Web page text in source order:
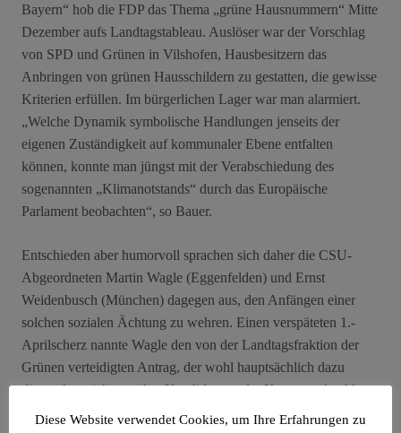
Bayern“ hob die FDP das Thema „grüne Hausnummern“ Mitte
Dezember aufs Landtagstableau. Auslöser war der Vorschlag
von SPD und Grünen in Vilshofen, Hausbesitzern das
Anbringen von grünen Hausschildern zu gestatten, die gewisse
Kriterien erfüllen. Im bürgerlichen Lager war man alarmiert.
„Welche Dynamik symbolische Handlungen jenseits der
eigenen Zuständigkeit auf kommunaler Ebene entfalten
können, konnte man jüngst mit der Verabschiedung des
sogenannten „Klimanotstands“ durch das Europäische
Parlament beobachten“, so Bauer.
Entschieden aber humorvoll sprachen sich daher die CSU-
Abgeordneten Martin Wagle (Eggenfelden) und Ernst
Weidenbusch (München) dagegen aus, den Anfängen einer
solchen sozialen Ächtung zu wehren. Einen verspäteten 1.-
Aprilscherz nannte Wagle den von der Landtagsfraktion der
Grünen verteidigten Antrag, der wohl hauptsächlich dazu
diene, dass sich mancher Kandidat vor der Kommunalwahl
noch profilieren könne. Ironisch fragte er, ob man das grüne
Diese Website verwendet Cookies, um Ihre Erfahrungen zu